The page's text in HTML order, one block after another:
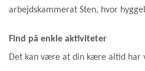
arbejdskammerat Sten, hvor
Find på enkle aktiviteter
Det kan være at din kære altid har